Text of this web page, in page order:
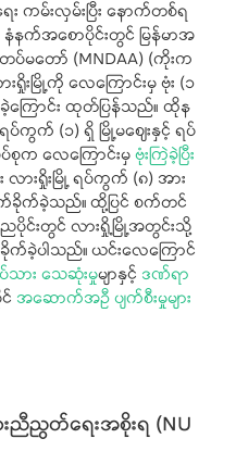
း ကမ်းလှမ်းပြီး နောက်တစ်ရ
က်အစောပိုင်းတွင် မြန်မာအ
မတော် (MNDAA) (ကိုးက
းမြို့ကို လေကြောင်းမှ ဗုံး (၁
ခဲ့ကြောင်း ထုတ်ပြန်သည်။ ထိုန
ကွက် (၁) ရှိ မြို့မဈေးနှင့် ရပ်
က လေကြောင်းမှဗုံးကြဲခဲ့ပြီး
းရှိုးမြို့ ရပ်ကွက် (၈) အား
ခိုက်ခဲ့သည်။ထို့ပြင် စက်တင်
ပိုင်းတွင် လားရှို့မြို့အတွင်းသို့
ခဲ့ပါသည်။ယင်းလေကြောင်
သား သေဆုံးမှုမျာနှင့် ဒဏ်ရာ
အဆောက်အဦ ပျက်စီးမှုများ
ညီညွတ်ရေးအစိုးရ (NU